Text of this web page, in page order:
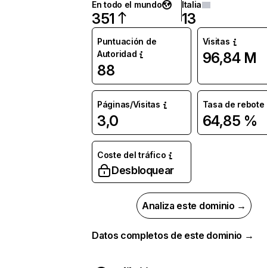
En todo el mundo
351
Italia
13
Puntuación de
Autoridad
88
Visitas
96,84 M
Páginas/Visitas
3,0
Tasa de rebote
64,85 %
Coste del tráfico
Desbloquear
Analiza este dominio →
Datos completos de este dominio →